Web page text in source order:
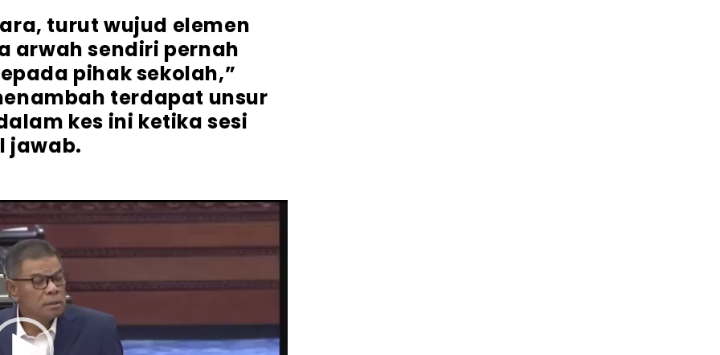
turut wujud elemen
arwah sendiri pernah
pihak sekolah,”
terdapat unsur
kes ini ketika sesi
jawab.